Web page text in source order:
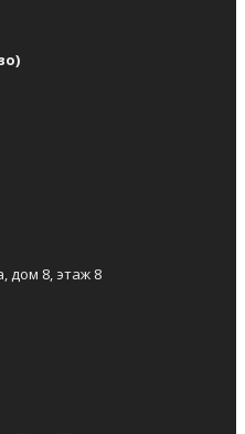
дом 8, этаж 8